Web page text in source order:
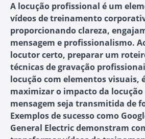
A locução profissional é um
vídeos de treinamento
proporcionando clareza,
mensagem e profissionalismo.
locutor certo, preparar um
técnicas de gravação
locução com elementos visuais,
maximizar o impacto da
mensagem seja transmitida de
Exemplos de sucesso como
General Electric demonstram